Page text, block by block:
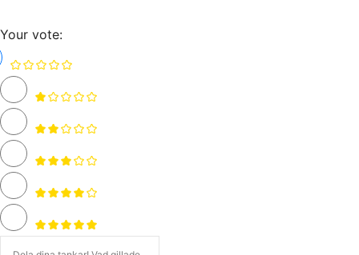
Your vote: